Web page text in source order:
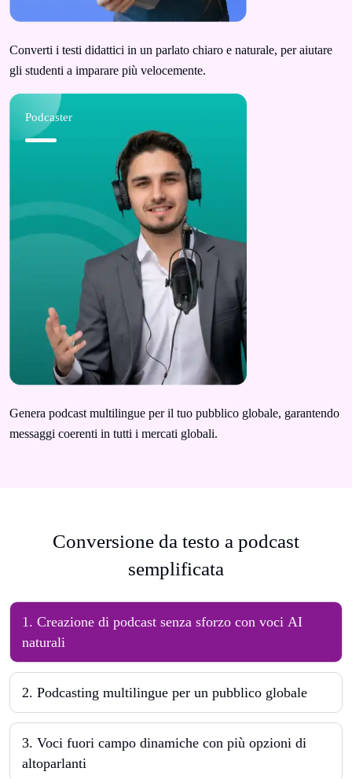
Converti i testi didattici in un parlato chiaro e naturale, per aiutare
gli studenti a imparare più velocemente.
Podcaster
Genera podcast multilingue per il tuo pubblico globale, garantendo
messaggi coerenti in tutti i mercati globali.
Conversione da testo a podcast
semplificata
1. Creazione di podcast senza sforzo con voci AI
naturali
2. Podcasting multilingue per un pubblico globale
3. Voci fuori campo dinamiche con più opzioni di
altoparlanti